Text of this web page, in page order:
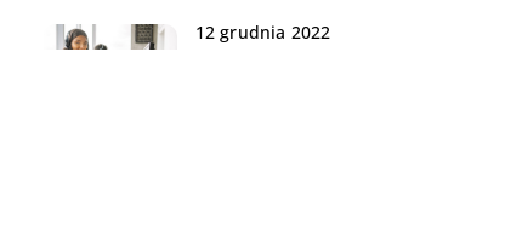
12 grudnia 2022